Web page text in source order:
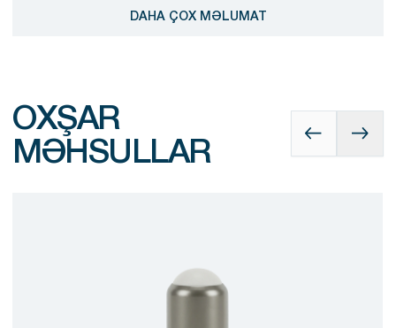
DAHA ÇOX MƏLUMAT
OXŞAR
MƏHSULLAR